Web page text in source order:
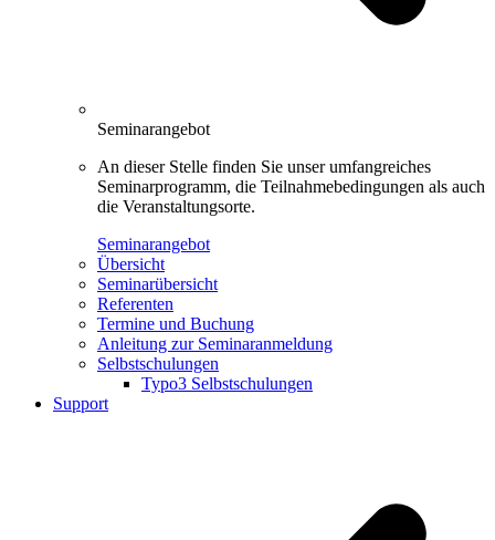
Seminarangebot
An dieser Stelle finden Sie unser umfangreiches
Seminarprogramm, die Teilnahmebedingungen als auch
die Veranstaltungsorte.
Seminarangebot
Übersicht
Seminarübersicht
Referenten
Termine und Buchung
Anleitung zur Seminaranmeldung
Selbstschulungen
Typo3 Selbstschulungen
Support